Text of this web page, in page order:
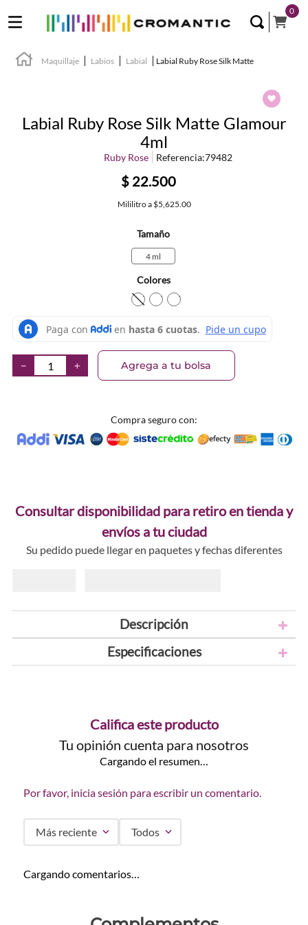
0
Maquillaje Labios Labial Labial Ruby Rose Silk Matte
Labial Ruby Rose Silk Matte Glamour
4ml
Ruby Rose Referencia:79482
$ 22.500
Mililitroa $5,625.00
Tamaño
4 ml
Colores
TEXTURA_7900083008890
TEXTURA_7900083008845
＋
－ Agrega a tu bolsa
Compra seguro con:
Consultar disponibilidad para retiro en tienda y
envíos a tu ciudad
Su pedido puede llegar en paquetes y fechas diferentes
Descripción
Especificaciones
Califica este producto
Tu opinión cuenta para nosotros
Cargando el resumen…
Por favor, inicia sesión para escribir un comentario.
Más reciente Todos
Cargando comentarios…